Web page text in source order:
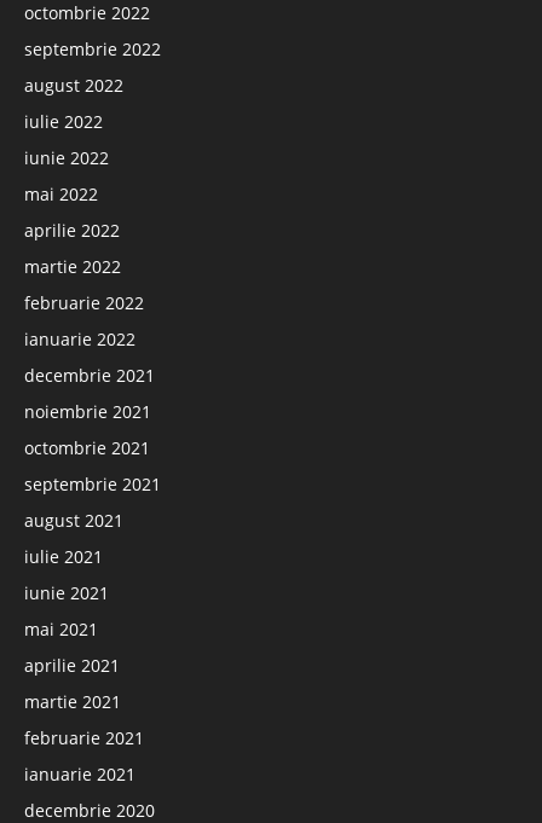
octombrie 2022
septembrie 2022
august 2022
iulie 2022
iunie 2022
mai 2022
aprilie 2022
martie 2022
februarie 2022
ianuarie 2022
decembrie 2021
noiembrie 2021
octombrie 2021
septembrie 2021
august 2021
iulie 2021
iunie 2021
mai 2021
aprilie 2021
martie 2021
februarie 2021
ianuarie 2021
decembrie 2020